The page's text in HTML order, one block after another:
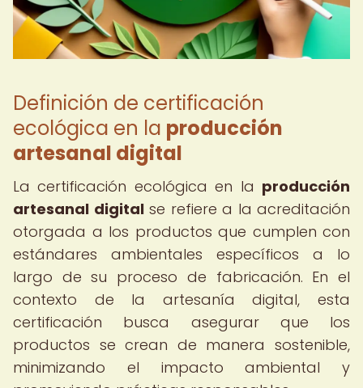
Definición de certificación
ecológica en la producción
artesanal digital
La certificación ecológica en la producción
artesanal digitalse refiere a la acreditación
otorgada a los productos que cumplen con
estándares ambientales específicos a lo
largo de su proceso de fabricación. En el
contexto de la artesanía digital, esta
certificación busca asegurar que los
productos se crean de manera sostenible,
minimizando el impacto ambiental y